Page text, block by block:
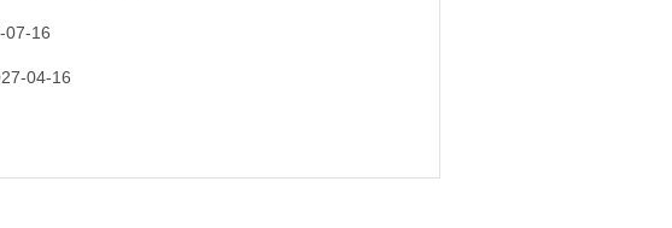
07-16
04-16